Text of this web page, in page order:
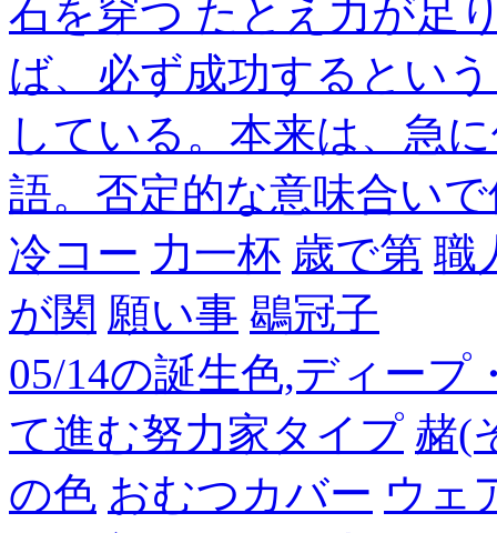
石を穿つ たとえ力が足
ば、必ず成功するとい
している。本来は、急
語。否定的な意味合い
冷コー 力一杯 歳で第 職
が関 願い事 鶡冠子
05/14の誕生色,ディー
て進む努力家タイプ 赭(
の色 おむつカバー ウェ